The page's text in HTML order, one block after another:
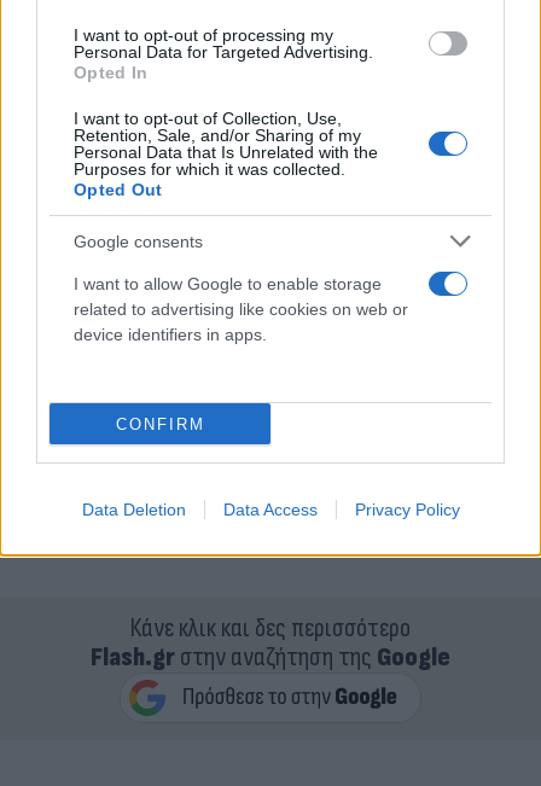
I want to opt-out of processing my
Personal Data for Targeted Advertising.
Opted In
I want to opt-out of Collection, Use,
Retention, Sale, and/or Sharing of my
Personal Data that Is Unrelated with the
Purposes for which it was collected.
Opted Out
Google consents
I want to allow Google to enable storage
related to advertising like cookies on web or
device identifiers in apps.
CONFIRM
Data Deletion Data Access Privacy Policy
Κάνε κλικ και δες περισσότερο
Flash.grστην αναζήτηση της Google